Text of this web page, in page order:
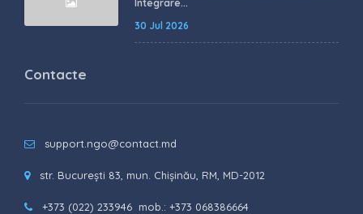
Integrare...
30 Jul 2026
Contacte
support.ngo@contact.md
str. București 83, mun. Chișinău, RM, MD-2012
+373 (022) 233946 mob.: +373 068386664